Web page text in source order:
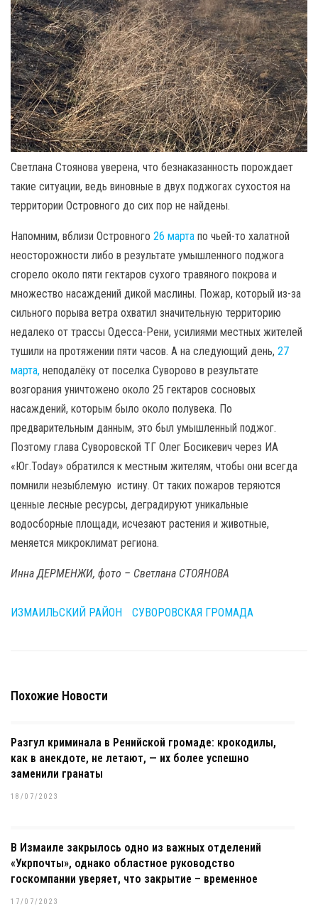
Светлана Стоянова уверена, что безнаказанность порождает
такие ситуации, ведь виновные в двух поджогах сухостоя на
территории Островного до сих пор не найдены.
Напомним, вблизи Островного 26 марта по чьей-то халатной
неосторожности либо в результате умышленного поджога
сгорело около пяти гектаров сухого травяного покрова и
множество насаждений дикой маслины. Пожар, который из-за
сильного порыва ветра охватил значительную территорию
недалеко от трассы Одесса-Рени, усилиями местных жителей
тушили на протяжении пяти часов. А на следующий день, 27
марта, неподалёку от поселка Суворово в результате
возгорания уничтожено около 25 гектаров сосновых
насаждений, которым было около полувека. По
предварительным данным, это был умышленный поджог.
Поэтому глава Суворовской ТГ Олег Босикевич через ИА
«Юг.Today» обратился к местным жителям, чтобы они всегда
помнили незыблемую истину. От таких пожаров теряются
ценные лесные ресурсы, деградируют уникальные
водосборные площади, исчезают растения и животные,
меняется микроклимат региона.
Инна ДЕРМЕНЖИ, фото – Светлана СТОЯНОВА
ИЗМАИЛЬСКИЙ РАЙОН СУВОРОВСКАЯ ГРОМАДА
Похожие Новости
Разгул криминала в Ренийской громаде: крокодилы,
как в анекдоте, не летают, — их более успешно
заменили гранаты
18/07/2023
В Измаиле закрылось одно из важных отделений
«Укрпочты», однако областное руководство
госкомпании уверяет, что закрытие – временное
17/07/2023